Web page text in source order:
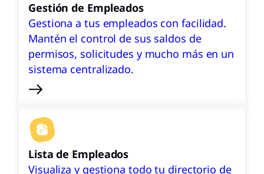
Gestión de Empleados
Gestiona a tus empleados con facilidad.
Mantén el control de sus saldos de
permisos, solicitudes y mucho más en un
sistema centralizado.
Lista de Empleados
Visualiza y gestiona todo tu directorio de